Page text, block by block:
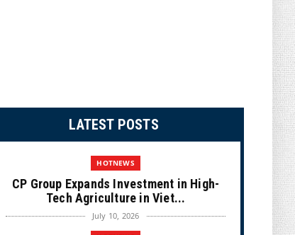
LATEST POSTS
HOTNEWS
CP Group Expands Investment in High-
Tech Agriculture in Viet...
July 10, 2026